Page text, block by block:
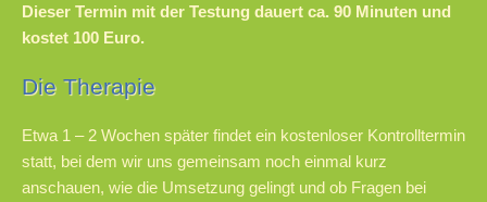
Dieser Termin mit der Testung dauert ca. 90 Minuten und
kostet 100 Euro.
Die Therapie
Etwa 1 – 2 Wochen später findet ein kostenloser Kontrolltermin
statt, bei dem wir uns gemeinsam noch einmal kurz
anschauen, wie die Umsetzung gelingt und ob Fragen bei